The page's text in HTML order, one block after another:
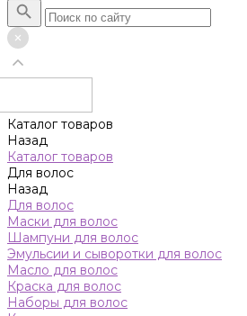
Каталог товаров
Назад
Каталог товаров
Для волос
Назад
Для волос
Маски для волос
Шампуни для волос
Эмульсии и сыворотки для волос
Масло для волос
Краска для волос
Наборы для волос